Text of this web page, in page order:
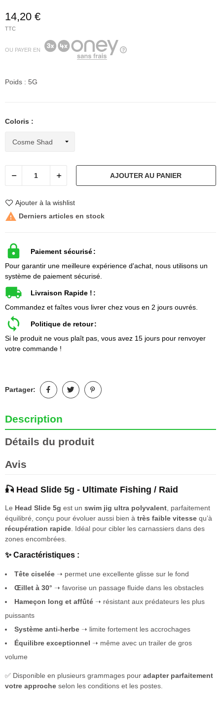
14,20 €
TTC
OU PAYER EN
Poids : 5G
Coloris :
AJOUTER AU PANIER
Ajouter à la wishlist
 Derniers articles en stock
Paiement sécurisé
Pour garantir une meilleure expérience d'achat, nous utilisons un
système de paiement sécurisé.
Livraison Rapide !
Commandez et faîtes vous livrer chez vous en 2 jours ouvrés.
Politique de retour
Si le produit ne vous plaît pas, vous avez 15 jours pour renvoyer
votre commande !
Partager:
Description
Détails du produit
Avis
🎣 Head Slide 5g - Ultimate Fishing / Raid
Le Head Slide 5g est un swim jig ultra polyvalent , parfaitement
équilibré, conçu pour évoluer aussi bien à très faible vitesse qu’à
récupération rapide . Idéal pour cibler les carnassiers dans des
zones encombrées.
✨ Caractéristiques :
Tête ciselée ➝ permet une excellente glisse sur le fond
Œillet à 30° ➝ favorise un passage fluide dans les obstacles
Hameçon long et affûté ➝ résistant aux prédateurs les plus
puissants
Système anti-herbe ➝ limite fortement les accrochages
Équilibre exceptionnel ➝ même avec un trailer de gros
volume
✅ Disponible en plusieurs grammages pour adapter parfaitement
votre approche selon les conditions et les postes.